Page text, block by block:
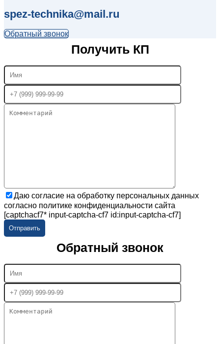
spez-technika@mail.ru
Обратный звонок
Получить КП
Даю согласие на обработку персональных данных
согласно политике конфиденциальности сайта
[captchacf7* input-captcha-cf7 id:input-captcha-cf7]
Обратный звонок